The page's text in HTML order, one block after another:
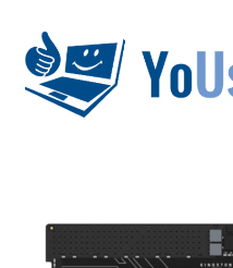
contenido
tiene